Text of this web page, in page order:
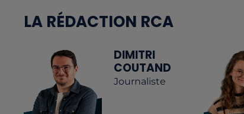
LA RÉDACTION RCA
DIMITRI
COUTAND
Journaliste